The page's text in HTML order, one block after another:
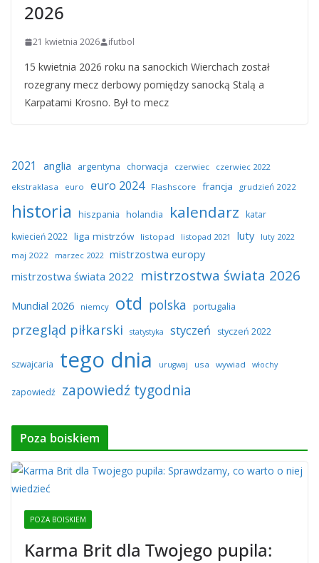
2026
21 kwietnia 2026 ifutbol
15 kwietnia 2026 roku na sanockich Wierchach został
rozegrany mecz derbowy pomiędzy sanocką Stalą a
Karpatami Krosno. Był to mecz
2021 anglia argentyna chorwacja czerwiec
czerwiec 2022
ekstraklasa
euro euro 2024 Flashscore francja grudzień 2022
historia hiszpania holandia kalendarz katar
kwiecień 2022 liga mistrzów listopad listopad 2021 luty
luty 2022
maj 2022
marzec 2022 mistrzostwa europy
mistrzostwa świata 2022 mistrzostwa świata 2026
Mundial 2026 niemcy otd polska portugalia
przegląd piłkarski statystyka styczeń styczeń 2022
szwajcaria tego dnia urugwaj usa wywiad włochy
zapowiedź zapowiedź tygodnia
Poza boiskiem
POZA BOISKIEM
Karma Brit dla Twojego pupila: